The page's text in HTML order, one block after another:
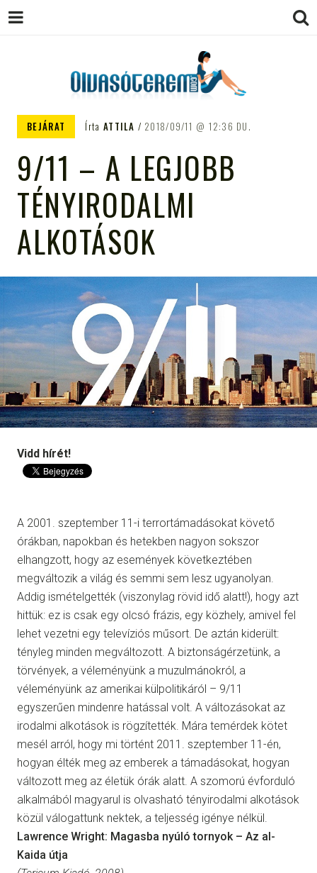
OLVASÓTEREM.COM – AZ
TÁMOGATÓJA
BEJÁRAT Írta ATTILA 2018/09/11 12:36 DU.
9/11 – A LEGJOBB
TÉNYIRODALMI
ALKOTÁSOK
Vidd hírét!
A 2001. szeptember 11-i terrortámadásokat követő
órákban, napokban és hetekben nagyon sokszor
elhangzott, hogy az események következtében
megváltozik a világ és semmi sem lesz ugyanolyan.
Addig ismételgették (viszonylag rövid idő alatt!), hogy azt
hittük: ez is csak egy olcsó frázis, egy közhely, amivel fel
lehet vezetni egy televíziós műsort. De aztán kiderült:
tényleg minden megváltozott. A biztonságérzetünk, a
törvények, a véleményünk a muzulmánokról, a
véleményünk az amerikai külpolitikáról – 9/11
egyszerűen mindenre hatással volt. A változásokat az
irodalmi alkotások is rögzítették. Mára temérdek kötet
mesél arról, hogy mi történt 2011. szeptember 11-én,
hogyan élték meg az emberek a támadásokat, hogyan
változott meg az életük órák alatt. A szomorú évforduló
alkalmából magyarul is olvasható tényirodalmi alkotások
közül válogattunk nektek, a teljesség igénye nélkül.
Lawrence Wright: Magasba nyúló tornyok – Az al-
Kaida útja